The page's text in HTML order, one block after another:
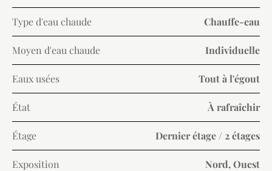
Type d'eau chaude Chauffe-eau
Moyen d'eau chaude Individuelle
Eaux usées Tout à l'égout
État À rafraîchir
Étage Dernier étage / 2 étages
Exposition Nord, Ouest